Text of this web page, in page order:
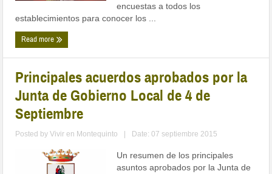
encuestas a todos los
establecimientos para conocer los ...
Read more
Principales acuerdos aprobados por la
Junta de Gobierno Local de 4 de
Septiembre
Posted byVivir en Montequinto Date: 07 septiembre 2015
Un resumen de los principales
asuntos aprobados por la Junta de